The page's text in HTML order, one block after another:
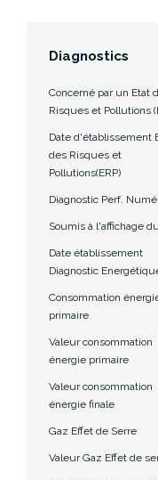
Diagnostics
Concerné par un Etat
Risques et Pollutions
Date d'établissement
des Risques et
Pollutions(ERP)
Diagnostic Perf.
Soumis à l'affichage
Date établissement
Diagnostic
Consommation
primaire
Valeur consommation
énergie primaire
Valeur consommation
énergie finale
Gaz Effet de Serre
Valeur Gaz Effet de